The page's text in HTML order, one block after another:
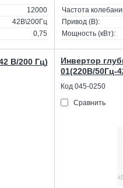
12000
42В\200Гц
0,75
Частота
Привод (В):
Мощность (кВт):
В/200 Гц)
Инвертор
01(220В/50Гц-
Код 045-0250
Сравнить